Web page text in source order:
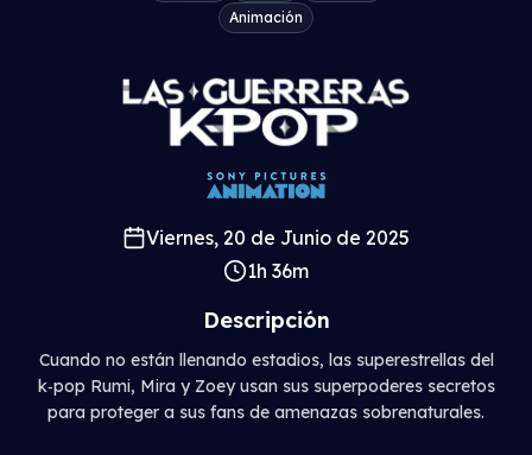
Animación
Viernes, 20 de Junio de 2025
1h 36m
Descripción
Cuando no están llenando estadios, las superestrellas del
k‑pop Rumi, Mira y Zoey usan sus superpoderes secretos
para proteger a sus fans de amenazas sobrenaturales.